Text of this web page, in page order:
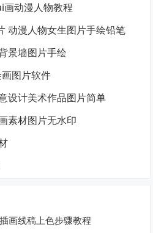
画动漫人物教程
动漫人物女生图片手绘铅笔
景墙图片手绘
图片软件
设计美术作品图片简单
素材图片无水印
画线稿上色步骤教程